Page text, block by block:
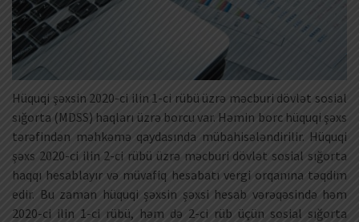
Hüquqi şəxsin 2020-ci ilin 1-ci rübü üzrə məcburi dövlət sosial
sığorta (MDSS) haqları üzrə borcu var. Həmin borc hüquqi şəxs
tərəfindən məhkəmə qaydasında mübahisələndirilir. Hüquqi
şəxs 2020-ci ilin 2-ci rübü üzrə məcburi dövlət sosial sığorta
haqqı hesablayır və müvafiq hesabatı vergi orqanına təqdim
edir. Bu zaman hüquqi şəxsin şəxsi hesab vərəqəsində həm
2020-ci ilin 1-ci rübü, həm də 2-ci rüb üçün sosial sığorta